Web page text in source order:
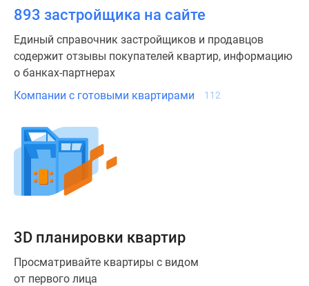
эксперта
Ипотечный
калькулятор
Новости
недвижимости
Ленинградской
области
ипотека
Квартиры
25%
Новостройки
893 застройщика на сайте
Единый справочник застройщиков и продавцов
содержит отзывы покупателей квартир, информацию
о банках-партнерах
Компании с готовыми квартирами
112
3D планировки квартир
Просматривайте квартиры с видом
от первого лица